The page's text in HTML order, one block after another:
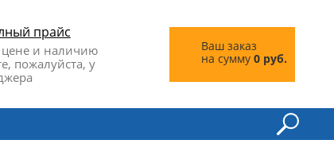
прайс
и наличию
пожалуйста, у
Ваш заказ
на сумму 0 руб.